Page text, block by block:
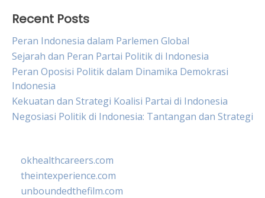
Recent Posts
Peran Indonesia dalam Parlemen Global
Sejarah dan Peran Partai Politik di Indonesia
Peran Oposisi Politik dalam Dinamika Demokrasi
Indonesia
Kekuatan dan Strategi Koalisi Partai di Indonesia
Negosiasi Politik di Indonesia: Tantangan dan Strategi
okhealthcareers.com
theintexperience.com
unboundedthefilm.com